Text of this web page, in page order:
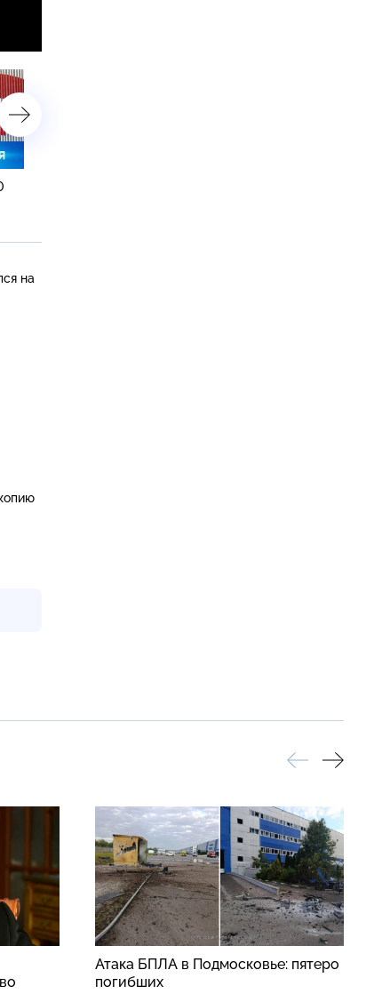
на
Атака БПЛА в Подмосковье: пятеро
погибших